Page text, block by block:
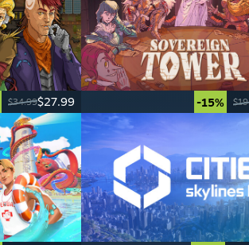
$34.99$27.99 -15%